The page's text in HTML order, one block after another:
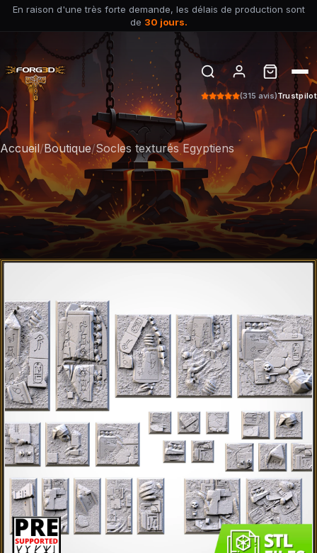
En raison d'une très forte demande, les délais de production sont
de 30 jours.
(315 avis)Trustpilot
Accueil/Boutique/Socles texturés Egyptiens